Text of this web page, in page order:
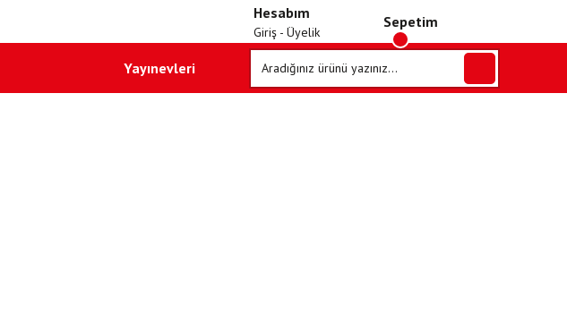
Hesabım
Giriş - Üyelik
Sepetim
Yayınevleri